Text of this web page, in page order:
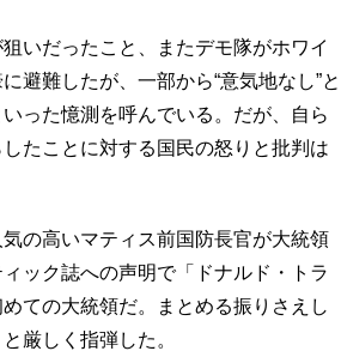
いだったこと、またデモ隊がホワイ
避難したが、一部から“意気地なし”と
った憶測を呼んでいる。だが、自ら
たことに対する国民の怒りと批判は
の高いマティス前国防長官が大統領
ック誌への声明で「ドナルド・トラ
ての大統領だ。まとめる振りさえし
厳しく指弾した。